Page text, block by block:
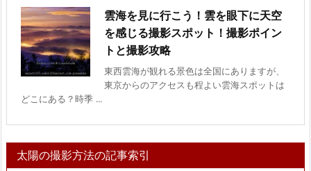
雲海を見に行こう！雲を眼下に天空
を感じる撮影スポット！撮影ポイン
トと撮影攻略
東西雲海が観れる景色は全国にありますが、
東京からのアクセスも程よい雲海スポットは
どこにある？時季 ...
太陽の撮影方法の記事索引